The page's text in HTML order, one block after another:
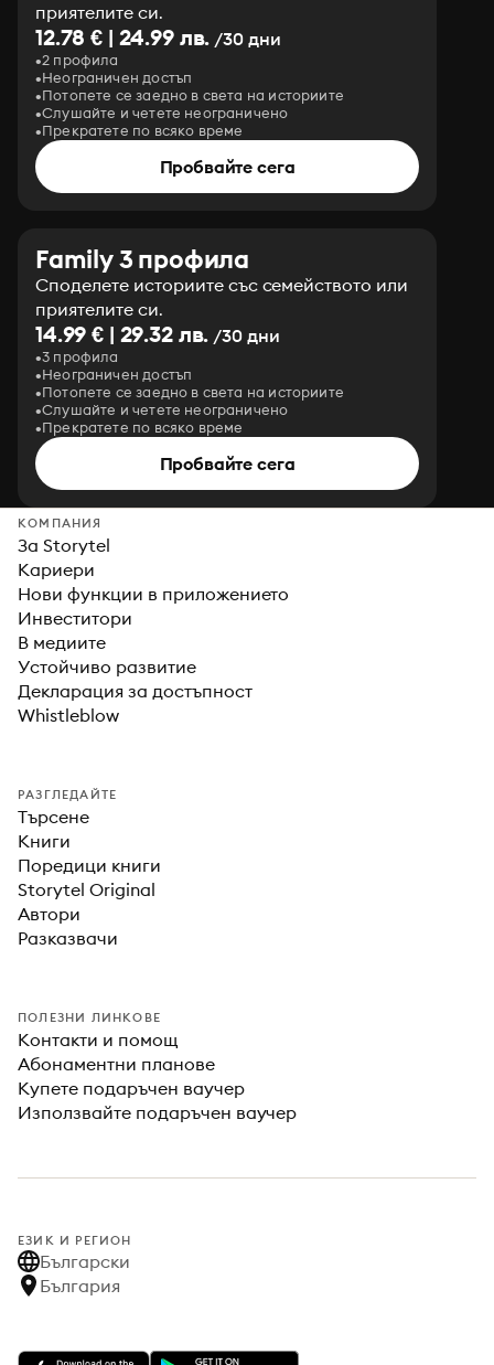
приятелите си.
12.78 € | 24.99 лв. /30 дни
2 профила
Неограничен достъп
Потопете се заедно в света на историите
Слушайте и четете неограничено
Прекратете по всяко време
Пробвайте сега
Family 3 профила
Споделете историите със семейството или
приятелите си.
14.99 € | 29.32 лв. /30 дни
3 профила
Неограничен достъп
Потопете се заедно в света на историите
Слушайте и четете неограничено
Прекратете по всяко време
Пробвайте сега
КОМПАНИЯ
За Storytel
Кариери
Нови функции в приложението
Инвеститори
В медиите
Устойчиво развитие
Декларация за достъпност
Whistleblow
РАЗГЛЕДАЙТЕ
Търсене
Книги
Поредици книги
Storytel Original
Автори
Разказвачи
ПОЛЕЗНИ ЛИНКОВЕ
Контакти и помощ
Абонаментни планове
Купете подаръчен ваучер
Използвайте подаръчен ваучер
ЕЗИК И РЕГИОН
Български
България